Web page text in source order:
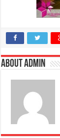
About admin